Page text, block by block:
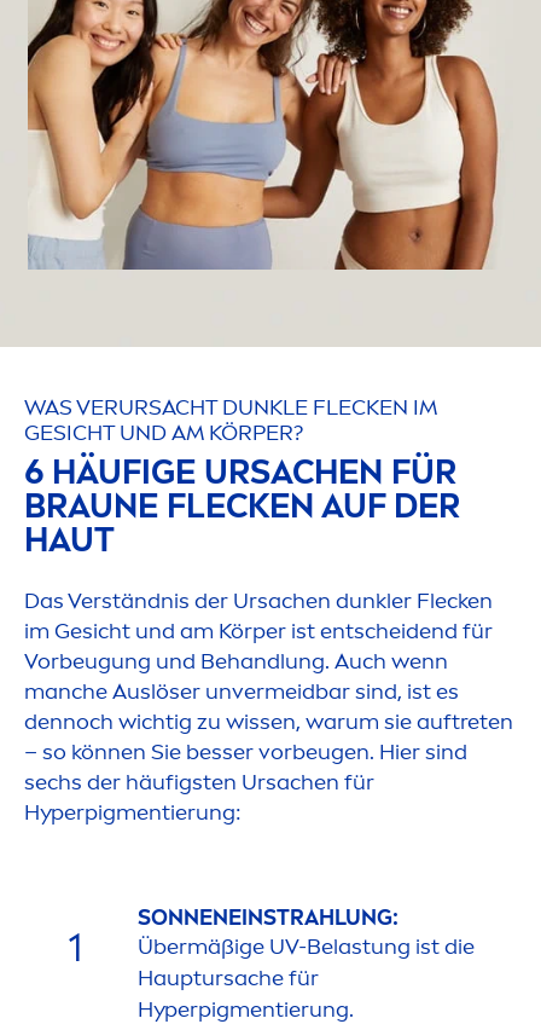
WAS VERURSACHT DUNKLE FLECKEN IM
GESICHT UND AM KÖRPER?
6 HÄUFIGE URSACHEN FÜR
BRAUNE FLECKEN AUF DER
HAUT
Das Verständnis der Ursachen dunkler Flecken
im Gesicht und am Körper ist entscheidend für
Vorbeugung und Behandlung. Auch wenn
manche Auslöser unvermeidbar sind, ist es
dennoch wichtig zu wissen, warum sie auftreten
– so können Sie besser vorbeugen. Hier sind
sechs der häufigsten Ursachen für
Hyperpigmentierung:
1
SONNENEINSTRAHLUNG:
Übermäßige UV-Belastung ist die
Hauptursache für
Hyperpigmentierung.